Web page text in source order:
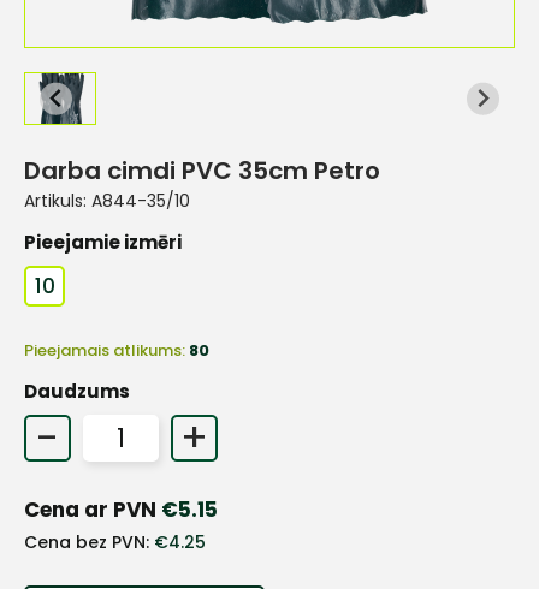
Darba cimdi PVC 35cm Petro
Artikuls: A844-35/10
Pieejamie izmēri
10
Pieejamais atlikums: 80
Daudzums
- +
Cena ar PVN €5.15
Cena bez PVN: €4.25
+